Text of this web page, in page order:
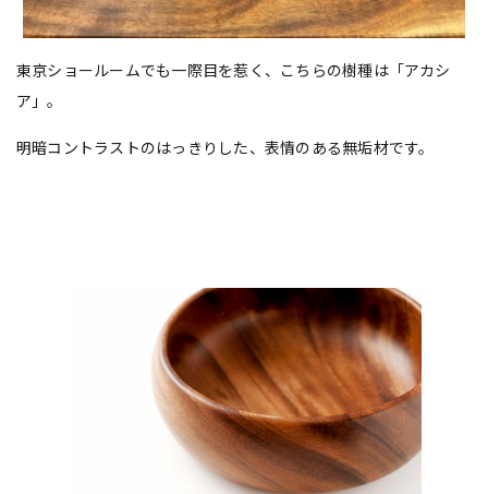
東京ショールームでも一際目を惹く、こちらの樹種は「アカシ
ア」。
明暗コントラストのはっきりした、表情のある無垢材です。